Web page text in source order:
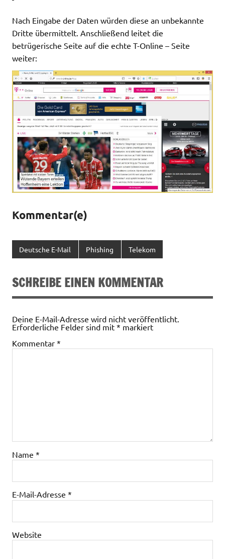
Nach Eingabe der Daten würden diese an unbekannte
Dritte übermittelt. Anschließend leitet die
betrügerische Seite auf die echte T-Online – Seite
weiter:
Kommentar(e)
Deutsche E-Mail Phishing Telekom
SCHREIBE EINEN KOMMENTAR
Deine E-Mail-Adresse wird nicht veröffentlicht.
Erforderliche Felder sind mit * markiert
Kommentar *
Name *
E-Mail-Adresse *
Website